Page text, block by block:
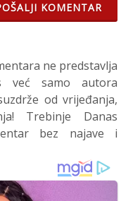
KOMENTAR
ne predstavlja
već samo autora
od vrijeđanja,
Trebinje Danas
bez najave i